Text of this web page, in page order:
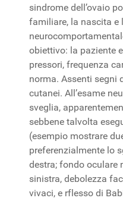
sindrome dell’ovaio
familiare, la nascita e
obiettivo: la paziente
pressori, frequenza
norma. Assenti segni
cutanei. All’esame
sveglia,
sebbene talvolta
(esempio mostrare
preferenzialmente lo
destra; fondo oculare
sinistra, debolezza
vivaci, e rflesso di